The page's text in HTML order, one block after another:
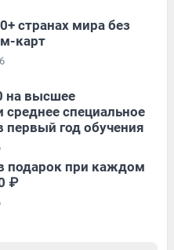
странах мира без
карт
на высшее
среднее специальное
первый год обучения
подарок при каждом
₽